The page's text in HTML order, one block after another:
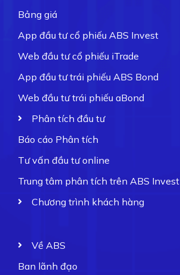
Bảng giá
App đầu tư cổ phiếu ABS Invest
Web đầu tư cổ phiếu iTrade
App đầu tư trái phiếu ABS Bond
Web đầu tư trái phiếu aBond
Phân tích đầu tư
Báo cáo Phân tích
Tư vấn đầu tư online
Trung tâm phân tích trên ABS Invest
Chương trình khách hàng
Về ABS
Ban lãnh đạo